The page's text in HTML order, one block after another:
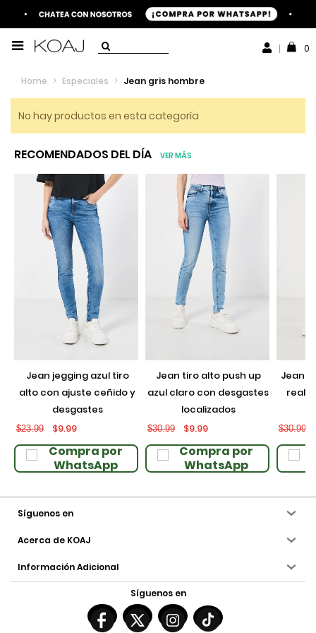
0
Home > Especiales > Jean gris hombre
No hay productos en esta categoría
RECOMENDADOS DEL DÍA VER MÁS
jean jegging azul tiro
alto con ajuste ceñido y
desgastes
$23.99 $9.99
Compra por
WhatsApp
jean tiro alto push up
azul claro con desgastes
localizados
$30.99 $9.99
Compra por
WhatsApp
jean push up negro con
$30.99
Síguenos en
Acerca de KOAJ
Información Adicional
Síguenos en